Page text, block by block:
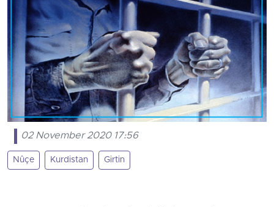
02 November 2020 17:56
Nûçe Kurdistan Girtin